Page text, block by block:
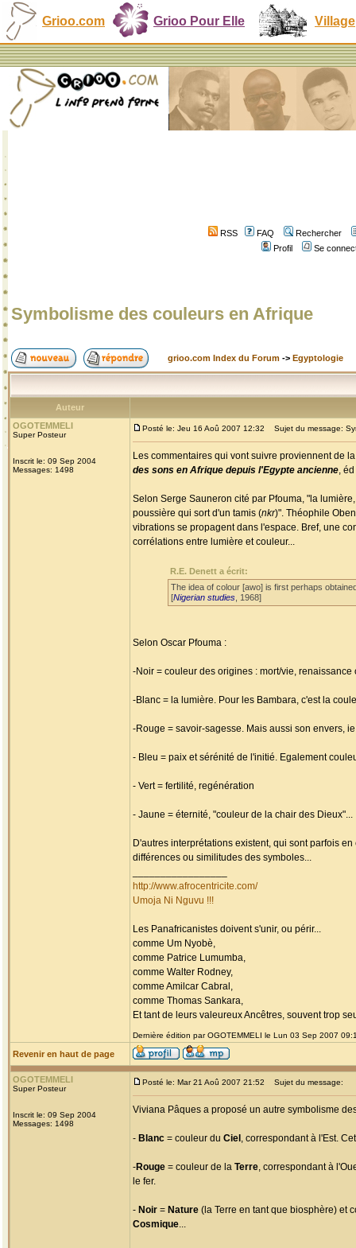
Grioo.com Grioo Pour Elle Village
RSS FAQ
Rechercher
Profil
Se
Symbolisme des couleurs en Afrique
grioo.com Index du Forum -> Egyptologie
Auteur
OGOTEMMELI
Super Posteur
Inscrit le: 09 Sep 2004
Messages: 1498
Posté le: Jeu 16 Aoû 2007 12:32 Sujet du message:
Les commentaires qui vont suivre proviennent de
des sons en Afrique depuis l'Egypte ancienne,
Selon Serge Sauneron cité par Pfouma, "la
poussière qui sort d'un tamis (nkr)". Théophile
vibrations se propagent dans l'espace. Bref, une
corrélations entre lumière et couleur...
R.E. Denett a écrit:
The idea of colour [awo] is first perhaps
[Nigerian studies , 1968]
Selon Oscar Pfouma :
-Noir = couleur des origines : mort/vie, renaissance
-Blanc = la lumière. Pour les Bambara, c'est la
-Rouge = savoir-sagesse. Mais aussi son envers,
- Bleu = paix et sérénité de l'initié. Egalement
- Vert = fertilité, regénération
- Jaune = éternité, "couleur de la chair des Dieux"...
D'autres interprétations existent, qui sont parfois
différences ou similitudes des symboles...
http://www.afrocentricite.com/
Umoja Ni Nguvu !!!
Les Panafricanistes doivent s'unir, ou périr...
comme Um Nyobè,
comme Patrice Lumumba,
comme Walter Rodney,
comme Amilcar Cabral,
comme Thomas Sankara,
Et tant de leurs valeureux Ancêtres, souvent trop
Dernière édition par OGOTEMMELI le Lun 03 Sep 2007
Revenir en haut de page
OGOTEMMELI
Super Posteur
Inscrit le: 09 Sep 2004
Messages: 1498
Posté le: Mar 21 Aoû 2007 21:52 Sujet du message:
Viviana Pâques a proposé un autre symbolisme
- Blanc = couleur du Ciel , correspondant à l'Est.
-Rouge = couleur de la Terre, correspondant à
le fer.
- Noir = Nature (la Terre en tant que biosphère) et
Cosmique...